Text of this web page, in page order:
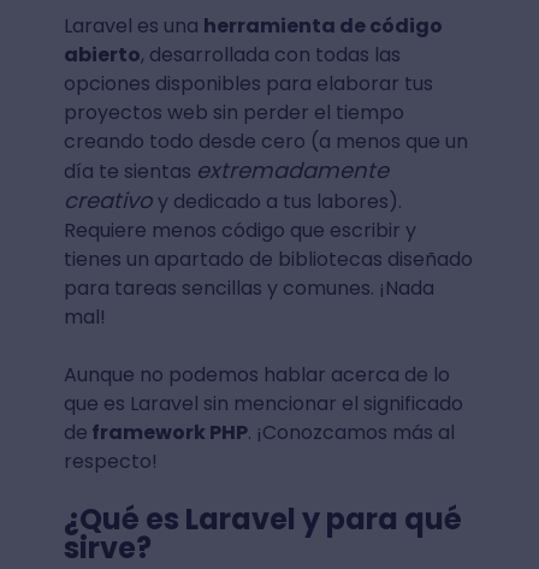
Laravel es una herramienta de código
abierto, desarrollada con todas las
opciones disponibles para elaborar tus
proyectos web sin perder el tiempo
creando todo desde cero (a menos que un
día te sientas extremadamente
creativoy dedicado a tus labores).
Requiere menos código que escribir y
tienes un apartado de bibliotecas diseñado
para tareas sencillas y comunes. ¡Nada
mal!
Aunque no podemos hablar acerca de lo
que es Laravel sin mencionar el significado
de framework PHP. ¡Conozcamos más al
respecto!
¿Qué es Laravel y para qué
sirve?